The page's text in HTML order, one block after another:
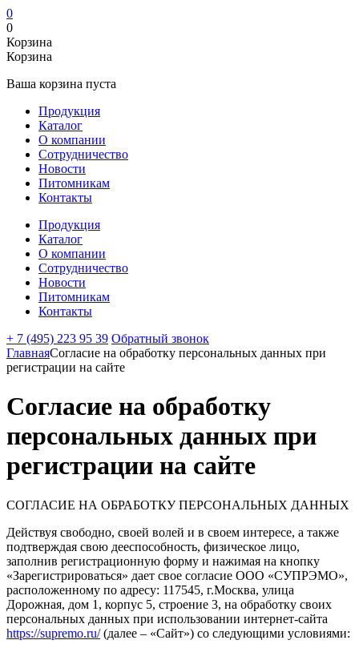
0
0
Корзина
Корзина
Ваша корзина пуста
Продукция
Каталог
О компании
Сотрудничество
Новости
Питомникам
Контакты
Продукция
Каталог
О компании
Сотрудничество
Новости
Питомникам
Контакты
+ 7 (495) 223 95 39 Обратный звонок
ГлавнаяСогласие на обработку персональных данных при
регистрации на сайте
Согласие на обработку
персональных данных при
регистрации на сайте
СОГЛАСИЕ НА ОБРАБОТКУ ПЕРСОНАЛЬНЫХ ДАННЫХ
Действуя свободно, своей волей и в своем интересе, а также
подтверждая свою дееспособность, физическое лицо,
заполнив регистрационную форму и нажимая на кнопку
«Зарегистрироваться» дает свое согласие ООО «СУПРЭМО»,
расположенному по адресу: 117545, г.Москва, улица
Дорожная, дом 1, корпус 5, строение 3, на обработку своих
персональных данных при использовании интернет-сайта
https://supremo.ru/(далее – «Сайт») со следующими условиями: